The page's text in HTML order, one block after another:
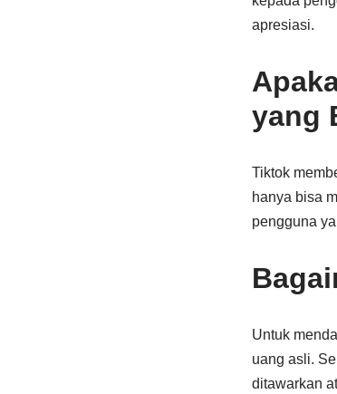
apresiasi.
yang
Tiktok
hanya bisa
pengguna
Untuk
uang asli.
ditawarkan